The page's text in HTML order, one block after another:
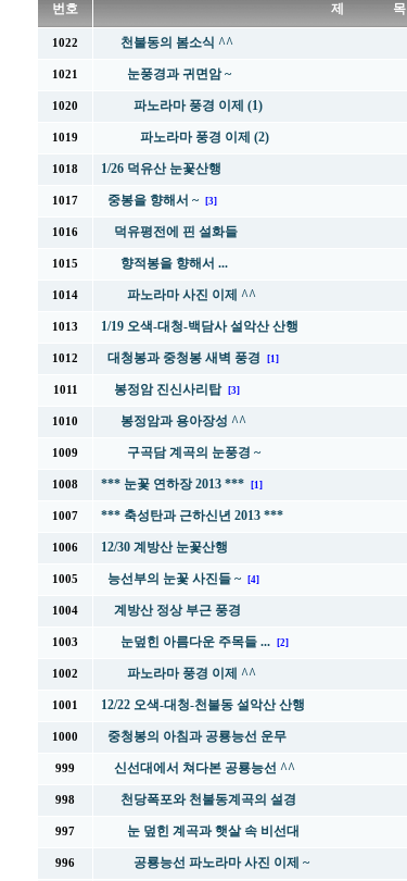
번호 제 목
1022 천불동의 봄소식 ^^
1021 눈풍경과 귀면암 ~
1020 파노라마 풍경 이제 (1)
1019 파노라마 풍경 이제 (2)
1018 1/26 덕유산 눈꽃산행
1017 중봉을 향해서 ~ [3]
1016 덕유평전에 핀 설화들
1015 향적봉을 향해서 ...
1014 파노라마 사진 이제 ^^
1013 1/19 오색-대청-백담사 설악산 산행
1012 대청봉과 중청봉 새벽 풍경 [1]
1011 봉정암 진신사리탑 [3]
1010 봉정암과 용아장성 ^^
1009 구곡담 계곡의 눈풍경 ~
1008 *** 눈꽃 연하장 2013 *** [1]
1007 *** 축성탄과 근하신년 2013 ***
1006 12/30 계방산 눈꽃산행
1005 능선부의 눈꽃 사진들 ~ [4]
1004 계방산 정상 부근 풍경
1003 눈덮힌 아름다운 주목들 ... [2]
1002 파노라마 풍경 이제 ^^
1001 12/22 오색-대청-천불동 설악산 산행
1000 중청봉의 아침과 공룡능선 운무
999 신선대에서 쳐다본 공룡능선 ^^
998 천당폭포와 천불동계곡의 설경
997 눈 덮힌 계곡과 햇살 속 비선대
996 공룡능선 파노라마 사진 이제 ~